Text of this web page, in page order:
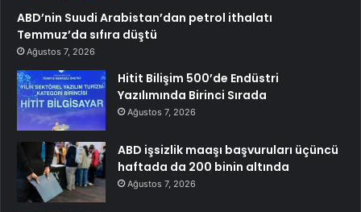
ABD’nin Suudi Arabistan’dan petrol ithalatı
Temmuz’da sıfıra düştü
Ağustos 7, 2026
Hitit Bilişim 500’de Endüstri
Yazılımında Birinci Sırada
Ağustos 7, 2026
ABD işsizlik maaşı başvuruları üçüncü
haftada da 200 binin altında
Ağustos 7, 2026